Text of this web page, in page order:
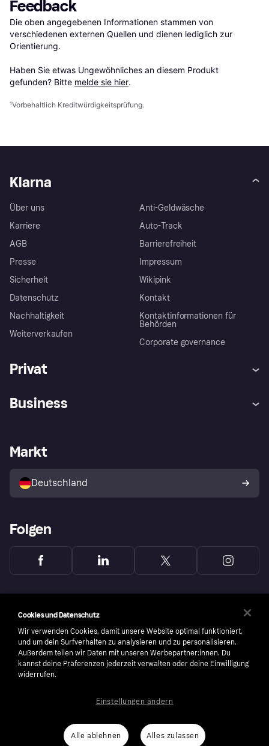
Feedback
Die oben angegebenen Informationen stammen von
verschiedenen externen Quellen und dienen lediglich zur
Orientierung.
Haben Sie etwas Ungewöhnliches an diesem Produkt
gefunden? Bitte melde sie hier.
¹Vorbehaltlich Kreditwürdigkeitsprüfung.
Klarna
Über uns
Karriere
AGB
Presse
Sicherheit
Datenschutz
Nachhaltigkeit
Weiterverkaufen
Anti-Geldwäsche
Auto-Track
Barrierefreiheit
Impressum
Wikipink
Kontakt
Kontaktinformationen für
Behörden
Corporate governance
Privat
Klarna App
Shops entdecken
Käuferschutzrichtlinie
Dein Widerrufsrecht
Business
Händlerportal
Markt
Deutschland
Folgen
number: 556737-0431
Cookies und Datenschutz
Wir verwenden Cookies, damit unsere Website optimal funktioniert,
und um dein Surfverhalten zu analysieren und zu personalisieren.
Außerdem teilen wir Daten mit unseren Werbepartner:innen. Du
kannst deine Präferenzen jederzeit verwalten oder deine Einwilligung
widerrufen.
Alle ablehnen Alles zulassen
Einstellungen ändern